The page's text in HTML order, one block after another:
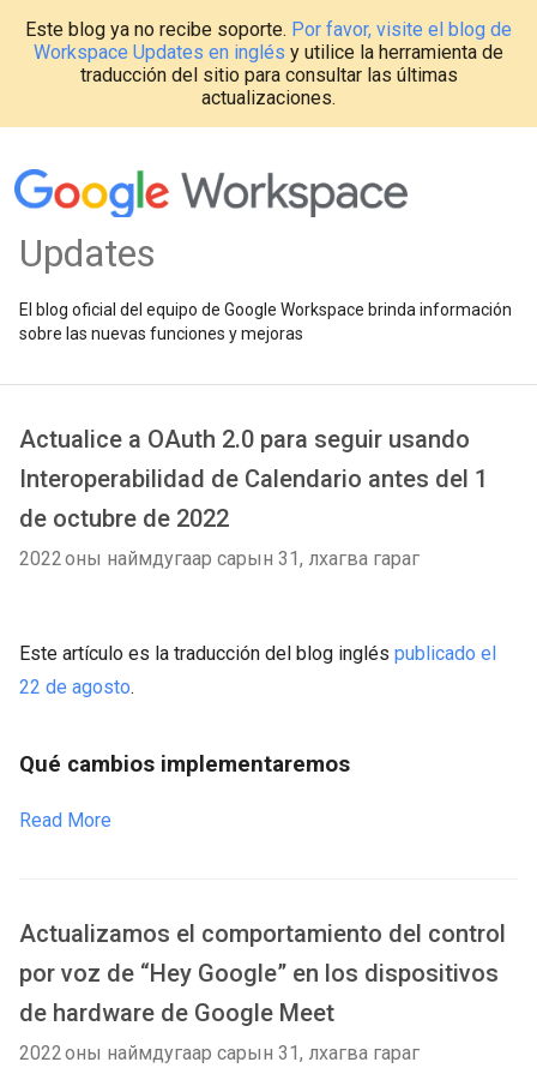
Este blog ya no recibe soporte. Por favor, visite el blog de
Workspace Updates en inglés y utilice la herramienta de
traducción del sitio para consultar las últimas
actualizaciones.
Updates
El blog oficial del equipo de Google Workspace brinda información
sobre las nuevas funciones y mejoras
Actualice a OAuth 2.0 para seguir usando
Interoperabilidad de Calendario antes del 1
de octubre de 2022
2022 оны наймдугаар сарын 31, лхагва гараг
Este artículo es la traducción del blog inglés publicado el
22 de agosto.
Qué cambios implementaremos
Read More
Actualizamos el comportamiento del control
por voz de “Hey Google” en los dispositivos
de hardware de Google Meet
2022 оны наймдугаар сарын 31, лхагва гараг